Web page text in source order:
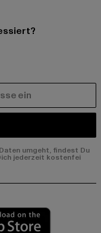
umgeht, findest Du
jederzeit kostenfei